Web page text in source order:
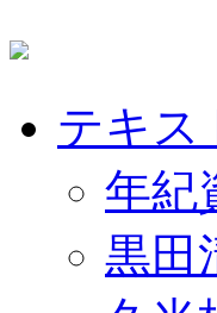
テキス
年紀
黒田